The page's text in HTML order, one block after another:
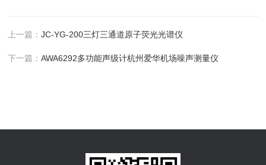
上一篇：JC-YG-200三灯三通道原子荧光光谱仪
下一篇：AWA6292多功能声级计杭州爱华机场噪声测量仪